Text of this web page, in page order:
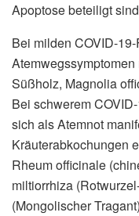
Apoptose beteiligt
Bei milden COVID-
Süßholz, Magnolia
Bei schwerem
sich als Atemnot
Kräuterabkochungen
Rheum officinale
miltiorrhiza
(Mongolischer